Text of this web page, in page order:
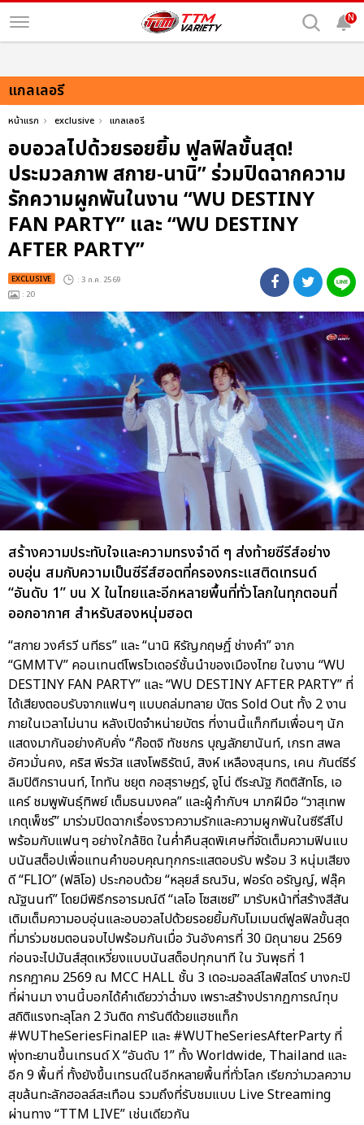
N
แกลเลอรี
หน้าแรก exclusive แกลเลอรี
อบอวลไปด้วยรอยยิ้ม ฟูลฟิลขั้นสุด!
ประมวลภาพ สกาย-นานิ” ร่วมปิดฉากความ
รักความผูกพันในงาน “WU DESTINY
FAN PARTY” และ “WU DESTINY
AFTER PARTY”
EXCLUSIVE : 3 ก.ค. 2569
: 20
สร้างความประทับใจและความทรงจำดี ๆ ส่งท้ายซีรีส์อย่าง
อบอุ่น สมกับความเป็นซีรีส์ฮอตที่ครองกระแสติดเทรนด์
“อันดับ 1” บน X ในไทยและอีกหลายพื้นที่ทั่วโลกในทุกตอนที่
ออกอากาศ สำหรับสองหนุ่มฮอต
“สกาย วงศ์รวี นทีธร” และ “นานิ หิรัญกฤษฎิ์ ช่างคำ” จาก
“GMMTV” คอนเทนต์โพรไวเดอร์ชั้นนำของเมืองไทย ในงาน “WU
DESTINY FAN PARTY” และ “WU DESTINY AFTER PARTY” ที่
ได้เสียงตอบรับจากแฟนๆ แบบถล่มทลาย บัตร Sold Out ทั้ง 2 งาน
ภายในเวลาไม่นาน หลังเปิดจำหน่ายบัตร ที่งานนี้แท็กทีมเพื่อนๆ นัก
แสดงมากันอย่างคับคั่ง “ก๊อตจิ ทัชชกร บุญลัภยานันท์, เกรท สพล
อัศวมั่นคง, คริส พีรวัส แสงโพธิรัตน์, สิงห์ เหลืองสุนทร, เคน กันต์ธีร์
ลิมปิติกรานนท์, ไททัน ชยุต กอสุราษฎร์, จูโน่ ตีระณัฐ กิตติสัทโธ, เอ
แคร์ ชมพูพันธุ์ทิพย์ เต็มธนมงคล” และผู้กำกับฯ มากฝีมือ “วาสุเทพ
เกตุเพ็ชร์” มาร่วมปิดฉากเรื่องราวความรักและความผูกพันในซีรีส์ไป
พร้อมกับแฟนๆ อย่างใกล้ชิด ในค่ำคืนสุดพิเศษที่จัดเต็มความฟินแบ
บนันสต็อปเพื่อแทนคำขอบคุณทุกกระแสตอบรับ พร้อม 3 หนุ่มเสียง
ดี “FLIO” (ฟลิโอ) ประกอบด้วย “หลุยส์ ธณวิน, ฟอร์ด อรัญญ์, ฟลุ๊ค
ณัฐนนท์” โดยมีพิธีกรอารมณ์ดี “เลโอ โซสเซย์” มารับหน้าที่สร้างสีสัน
เติมเต็มความอบอุ่นและอบอวลไปด้วยรอยยิ้มกับโมเมนต์ฟูลฟิลขั้นสุด
ที่มาร่วมชมตอนจบไปพร้อมกันเมื่อ วันอังคารที่ 30 มิถุนายน 2569
ก่อนจะไปมันส์สุดเหวี่ยงแบบนันสต็อปทุกนาที ใน วันพุธที่ 1
กรกฎาคม 2569 ณ MCC HALL ชั้น 3 เดอะมอลล์ไลฟ์สโตร์ บางกะปิ
ที่ผ่านมา งานนี้บอกได้คำเดียวว่าฉ่ำมง เพราะสร้างปรากฏการณ์ทุบ
สถิติแรงทะลุโลก 2 วันติด การันตีด้วยแฮชแท็ก
#WUTheSeriesFinalEP และ #WUTheSeriesAfterParty ที่
พุ่งทะยานขึ้นเทรนด์ X “อันดับ 1” ทั้ง Worldwide, Thailand และ
อีก 9 พื้นที่ ทั้งยังขึ้นเทรนด์ในอีกหลายพื้นที่ทั่วโลก เรียกว่ามวลความ
สุขล้นทะลักฮอลล์สะเทือน รวมถึงที่รับชมแบบ Live Streaming
ผ่านทาง “TTM LIVE” เช่นเดียวกัน